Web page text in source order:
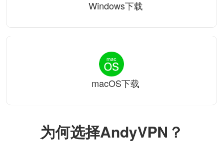
为何选择AndyVPN？
Windows下载
macOS下载